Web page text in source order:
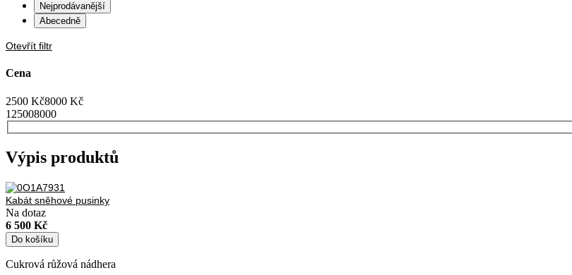
Nejprodávanější
Abecedně
Otevřít filtr
Cena
2500 Kč8000 Kč
1 25008000
Výpis produktů
Kabát sněhové pusinky
Na dotaz
6 500 Kč
Do košíku
Cukrová růžová nádhera